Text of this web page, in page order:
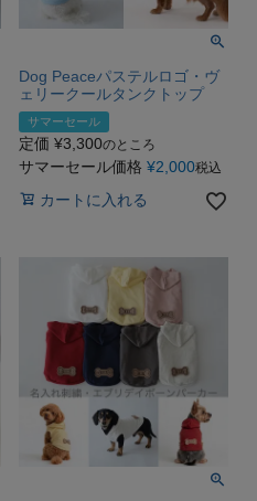
Dog Peaceパステルロゴ・ヴ
ェリークールタンクトップ
サマーセール
定価 ¥3,300のところ
サマーセール価格 ¥2,000税込
カートに入れる